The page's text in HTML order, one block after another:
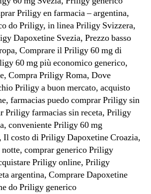
Priligy en farmacia – argentina,
do Priligy, in linea Priligy Svizzera,
Dapoxetine Svezia, Prezzo basso
Comprare il Priligy 60 mg di
60 mg più economico generico,
Compra Priligy Roma, Dove
Priligy a buon mercato, acquisto
farmacias puedo comprar Priligy sin
Priligy farmacias sin receta, Priligy
conveniente Priligy 60 mg
Il costo di Priligy Dapoxetine Croazia,
comprar generico Priligy
Priligy online, Priligy
argentina, Comprare Dapoxetine
do Priligy generico